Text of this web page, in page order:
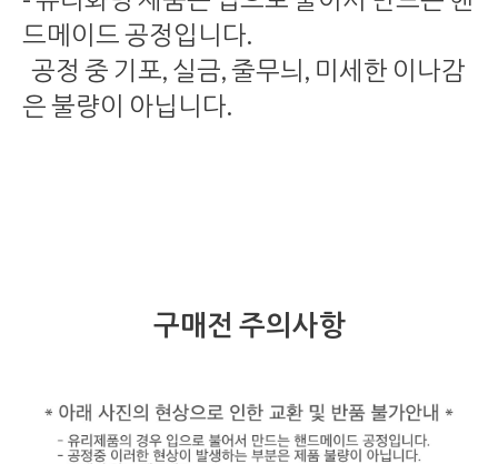
드메이드 공정입니다.
공정 중 기포, 실금, 줄무늬, 미세한 이나감
은 불량이 아닙니다.
구매전 주의사항